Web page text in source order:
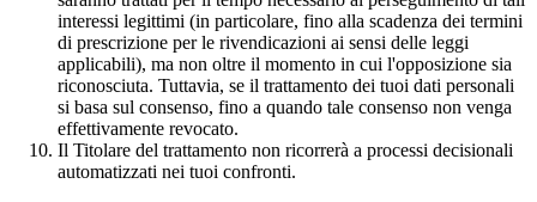
interessi legittimi (in particolare, fino alla scadenza dei termini
di prescrizione per le rivendicazioni ai sensi delle leggi
applicabili), ma non oltre il momento in cui l'opposizione sia
riconosciuta. Tuttavia, se il trattamento dei tuoi dati personali
si basa sul consenso, fino a quando tale consenso non venga
effettivamente revocato.
Il Titolare del trattamento non ricorrerà a processi decisionali
automatizzati nei tuoi confronti.